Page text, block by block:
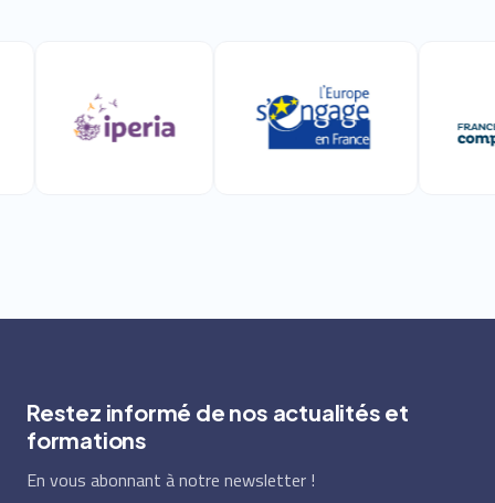
Restez informé de nos actualités et
formations
En vous abonnant à notre newsletter !